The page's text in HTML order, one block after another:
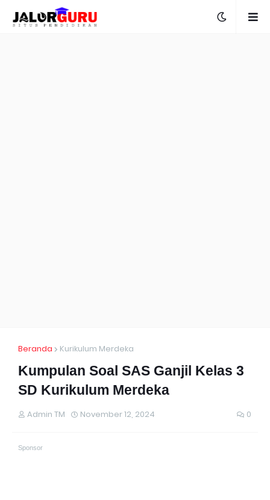
Beranda Kurikulum Merdeka
Kumpulan Soal SAS Ganjil Kelas 3
SD Kurikulum Merdeka
Admin TM November 12, 2024 0
Sponsor